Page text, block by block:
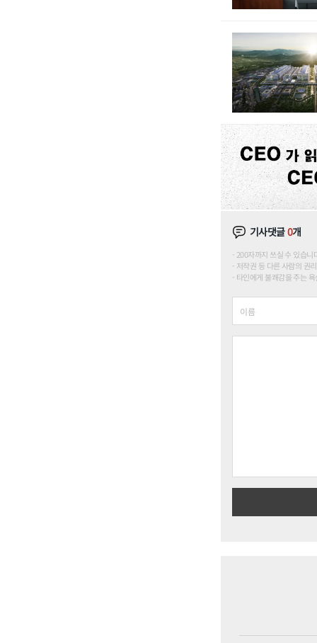
기사댓글0개
200자까지 쓰실 수 있습
저작권 등 다른 사람의 권
타인에게 불쾌감을 주는